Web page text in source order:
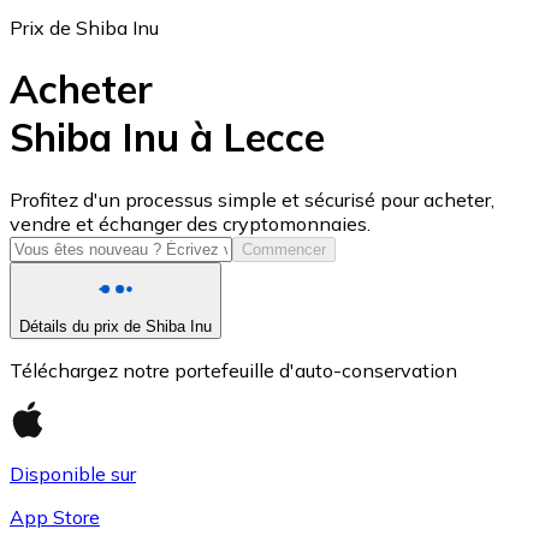
USD Coin
USDC
Prix de Shiba Inu
Acheter
Shiba Inu à Lecce
Profitez d'un processus simple et sécurisé pour acheter,
vendre et échanger des cryptomonnaies.
Commencer
Détails du prix de Shiba Inu
Téléchargez notre portefeuille d'auto-conservation
Disponible sur
App Store